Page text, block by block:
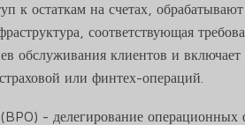
остаткам на счетах,
соответствующая
обслуживания клиентов и
или финтех-операций.
- делегирование